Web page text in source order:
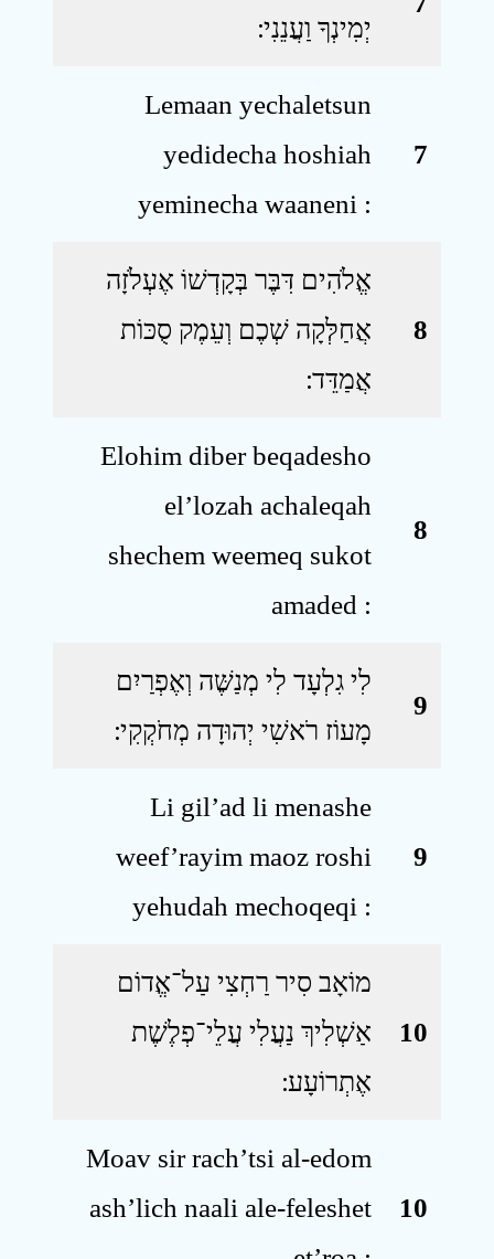
יְמִינְךָ וַעֲנֵנִי ׃
Lemaan yechaletsun
yedidecha hoshiah
yeminecha waaneni :
7
אֱלֹהִים דִּבֶּר בְּקָדְשׁוֹ אֶעְלֹזָה
אֲחַלְּקָה שְׁכֶם וְעֵמֶק סֻכּוֹת
אֲמַדֵּד ׃
8
Elohim diber beqadesho
el’lozah achaleqah
shechem weemeq sukot
amaded :
8
לִי גִלְעָד לִי מְנַשֶּׁה וְאֶפְרַיִם
מָעוֹז רֹאשִׁי יְהוּדָה מְחֹקְקִי ׃
9
Li gil’ad li menashe
weef’rayim maoz roshi
yehudah mechoqeqi :
9
מוֹאָב סִיר רַחְצִי עַל־אֱדוֹם
אַשְׁלִיךְ נַעֲלִי עֲלֵי־פְלֶשֶׁת
אֶתְרוֹעָע ׃
10
Moav sir rach’tsi al-edom
ash’lich naali ale-feleshet
10